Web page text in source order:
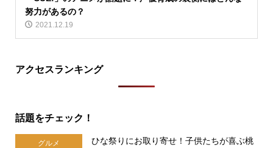
努力があるの？
2021.12.19
アクセスランキング
話題をチェック！
グルメ
ひな祭りにお取り寄せ！子供たちが喜ぶ桃